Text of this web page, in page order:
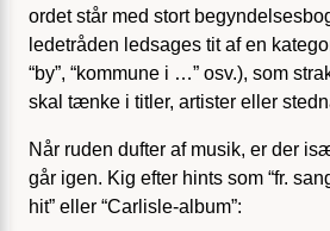
ordet står med stort
ledetråden ledsages tit af en
“by”, “kommune i …” osv.), som
skal tænke i titler, artister eller
Når ruden dufter af musik, er der
går igen. Kig efter hints som “fr.
hit” eller “Carlisle-album”: